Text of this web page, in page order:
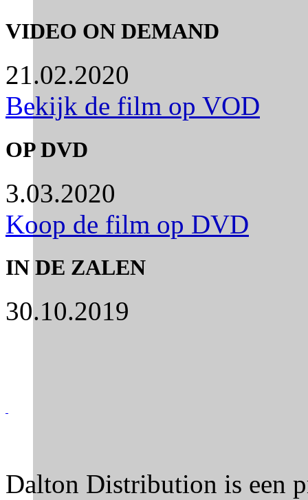
VIDEO ON DEMAND
21.02.2020
Bekijk de film op VOD
OP DVD
3.03.2020
Koop de film op DVD
IN DE ZALEN
30.10.2019
Dalton Distribution is een